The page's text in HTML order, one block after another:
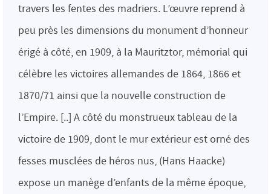
travers les fentes des madriers. L’œuvre reprend à
peu près les dimensions du monument d’honneur
érigé à côté, en 1909, à la Mauritztor, mémorial qui
célèbre les victoires allemandes de 1864, 1866 et
1870/71 ainsi que la nouvelle construction de
l’Empire. [..] A côté du monstrueux tableau de la
victoire de 1909, dont le mur extérieur est orné des
fesses musclées de héros nus, (Hans Haacke)
expose un manège d’enfants de la même époque,